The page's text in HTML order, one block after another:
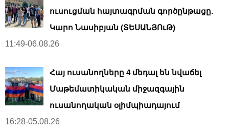
ուսուցման հայտագրման գործընթացը.
Կարո Նասիբյան (ՏԵՍԱՆՅՈւԹ)
11:49-06.08.26
Հայ ուսանողները 4 մեդալ են նվաճել
Մաթեմատիկական միջազգային
ուսանողական օլիմպիադայում
16:28-05.08.26